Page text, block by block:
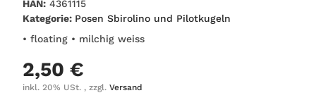
HAN: 4361115
Kategorie: Posen Sbirolino und Pilotkugeln
• floating • milchig weiss
2,50 €
inkl. 20% USt. , zzgl. Versand